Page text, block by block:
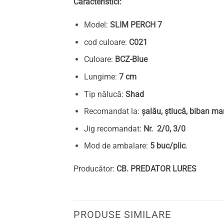
Caracteristici:
Model: SLIM PERCH 7
cod culoare: C021
Culoare: BCZ-Blue
Lungime: 7 cm
Tip nălucă: Shad
Recomandat la: șalău, știucă, biban
Jig recomandat: Nr. 2/0, 3/0
Mod de ambalare: 5 buc/plic.
Producător: CB. PREDATOR LURES
PRODUSE SIMILARE